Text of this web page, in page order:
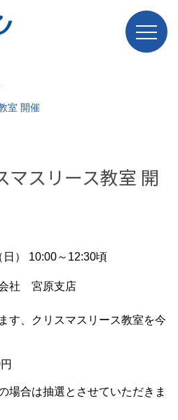
室 開催
マスリース教室 開
） 10:00～12:30頃
社 宮原支店
す、クリスマスリース教室を今
場合は抽選とさせていただきま